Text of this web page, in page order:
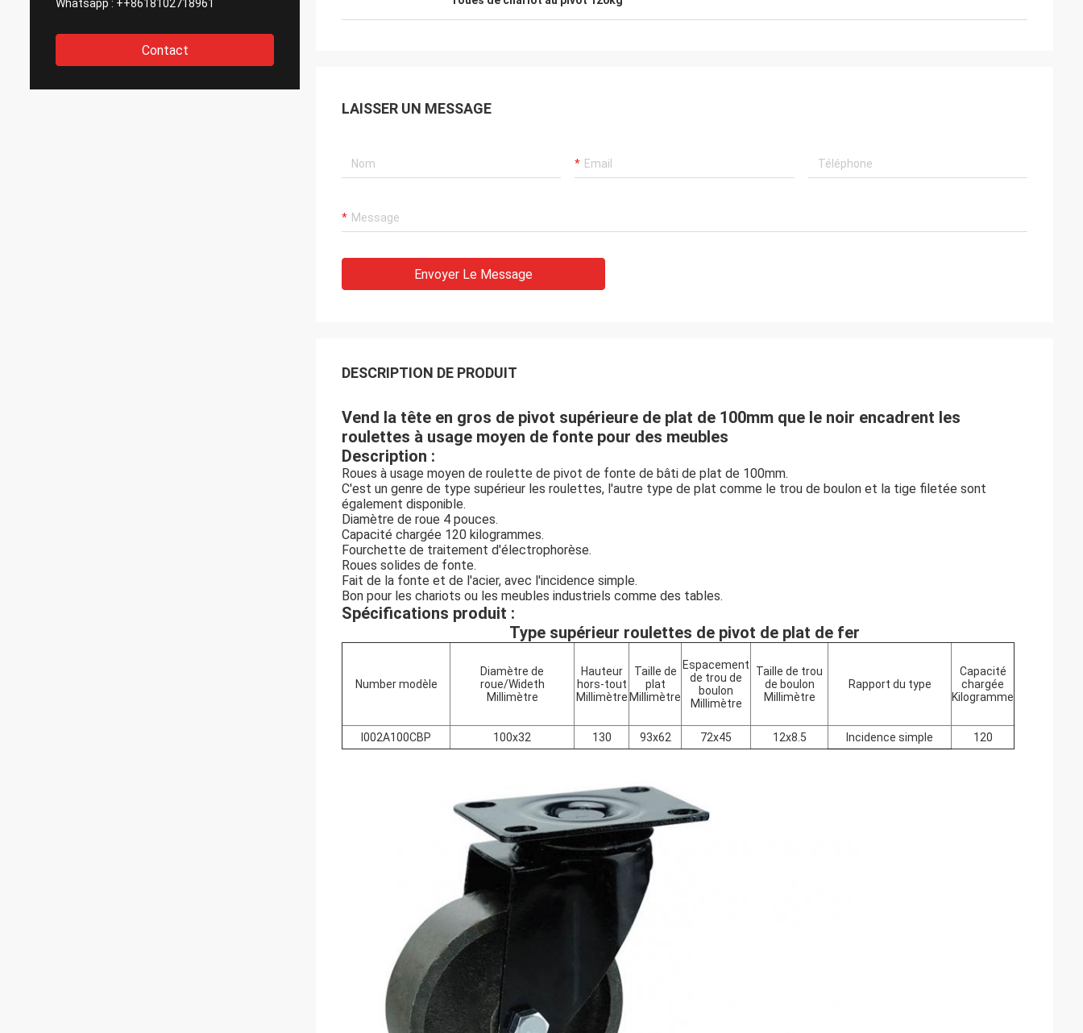
Whatsapp : ++8618102718961
Contact
LAISSER UN MESSAGE
Envoyer Le Message
DESCRIPTION DE PRODUIT
Vend la tête en gros de pivot supérieure de plat de 100mm que le noir encadrent les
roulettes à usage moyen de fonte pour des meubles
Description :
Roues à usage moyen de roulette de pivot de fonte de bâti de plat de 100mm.
C'est un genre de type supérieur les roulettes, l'autre type de plat comme le trou de boulon et la tige filetée sont
également disponible.
Diamètre de roue 4 pouces.
Capacité chargée 120 kilogrammes.
Fourchette de traitement d'électrophorèse.
Roues solides de fonte.
Fait de la fonte et de l'acier, avec l'incidence simple.
Bon pour les chariots ou les meubles industriels comme des tables.
Spécifications produit :
Type supérieur roulettes de pivot de plat de fer
Number modèle
Diamètre de
roue/Wideth
Millimètre
Hauteur
hors-tout
Millimètre
Taille de
plat
Millimètre
Espacement
de trou de
boulon
Millimètre
Taille de trou
de boulon
Millimètre
Rapport du type
Capacité
chargée
Kilogramme
I002A100CBP 100x32 130 93x62 72x45 12x8.5 Incidence simple 120